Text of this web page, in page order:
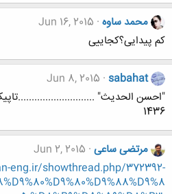
محمد ساوه Jun 16, 2015
کم پیدایی؟کجاییی
sabahat
Jun 8, 2015
"احسن الحدیث"
1436
مرتضی ساعی Jun 2, 2015
eng.ir/showthread.php/372392-